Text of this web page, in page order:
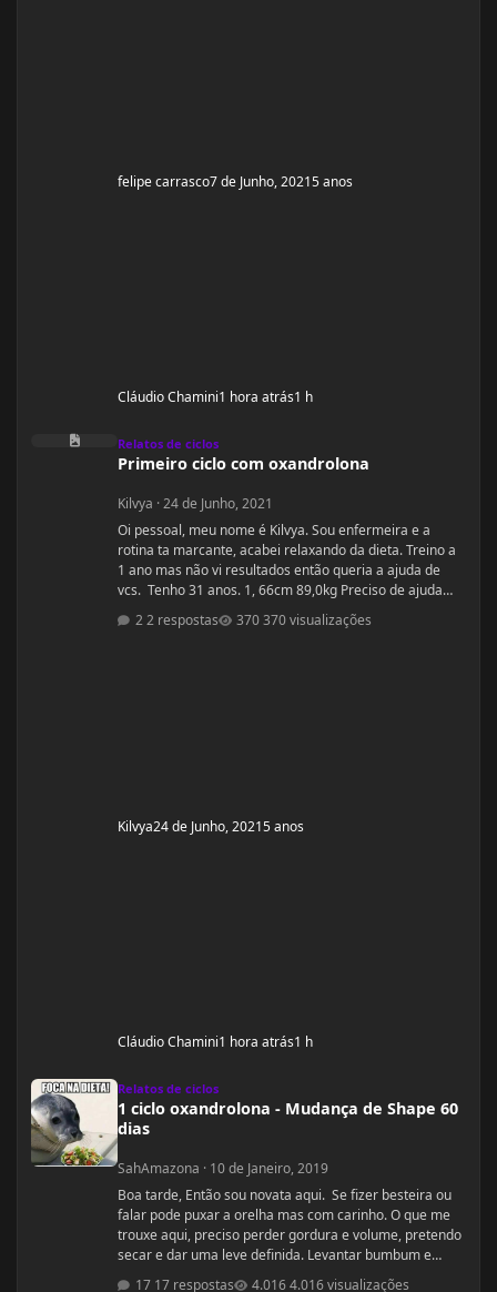
felipe carrasco7 de Junho, 20215 anos
Cláudio Chamini1 hora atrás1 h
Primeiro ciclo com oxandrolona
Relatos de ciclos
Primeiro ciclo com oxandrolona
Kilvya ·24 de Junho, 2021
Oi pessoal, meu nome é Kilvya. Sou enfermeira e a
rotina ta marcante, acabei relaxando da dieta. Treino a
1 ano mas não vi resultados então queria a ajuda de
vcs. Tenho 31 anos. 1, 66cm 89,0kg Preciso de ajuda
começar junto com vcs do zero.
2 respostas 370 visualizações
Kilvya24 de Junho, 20215 anos
Cláudio Chamini1 hora atrás1 h
Relatos de ciclos
1 ciclo oxandrolona - Mudança de Shape 60
dias
SahAmazona · 10 de Janeiro, 2019
Boa tarde, Então sou novata aqui. Se fizer besteira ou
falar pode puxar a orelha mas com carinho. O que me
trouxe aqui, preciso perder gordura e volume, pretendo
secar e dar uma leve definida. Levantar bumbum e
secar barriguinha, ganha forma nas pernas, costas e
17 respostas 4.016 visualizações